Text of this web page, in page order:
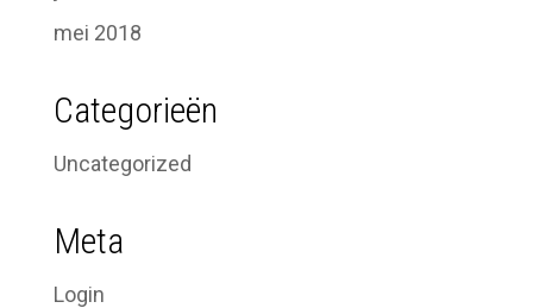
mei 2018
Categorieën
Uncategorized
Meta
Login